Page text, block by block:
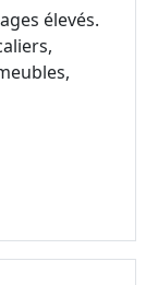
élevés.